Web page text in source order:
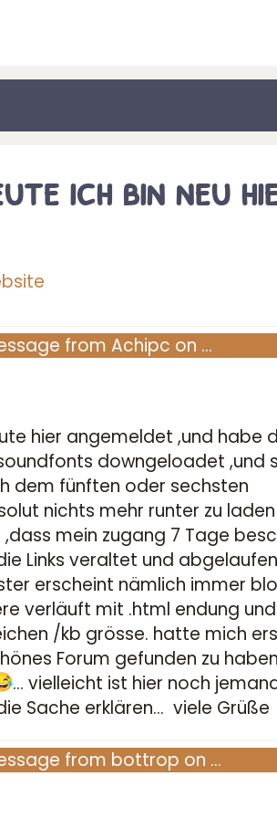
ich bin neu
from Achipc on …
hier angemeldet ,und habe
downgeloadet ,und
dem fünften oder sechsten
nichts mehr runter zu
mein zugang 7 Tage
Links veraltet und
erscheint nämlich immer
verläuft mit .html endung und
/kb grösse. hatte mich
Forum gefunden zu
... vielleicht ist hier noch
Sache erklären... viele Grüße
from bottrop on …